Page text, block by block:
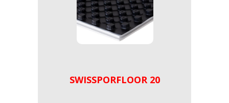
SWISSPORFLOOR 20